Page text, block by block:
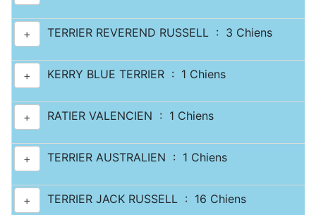
+ TERRIER REVEREND RUSSELL : 3 Chiens
+ KERRY BLUE TERRIER : 1 Chiens
+ RATIER VALENCIEN : 1 Chiens
+ TERRIER AUSTRALIEN : 1 Chiens
+ TERRIER JACK RUSSELL : 16 Chiens